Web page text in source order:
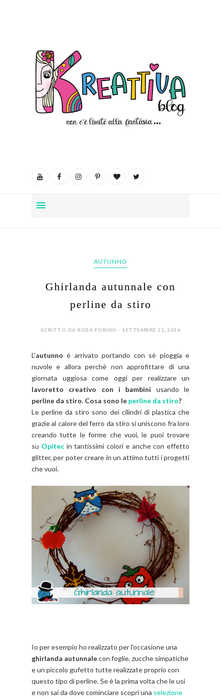
AUTUNNO
Ghirlanda autunnale con
perline da stiro
SCRITTO DA ROSA FORINO - SETTEMBRE 21, 2016
L'autunno è arrivato portando con sè pioggia e
nuvole e allora perchè non approfittare di una
giornata uggiosa come oggi per realizzare un
lavoretto creativo con i bambini usando le
perline da stiro. Cosa sono le perline da stiro?
Le perline da stiro sono dei cilindri di plastica che
grazie al calore del ferro da stiro si uniscono fra loro
creando tutte le forme che vuoi, le puoi trovare
su Opitecin tantissimi colori e anche con effetto
glitter, per poter creare in un attimo tutti i progetti
che vuoi.
Io per esempio ho realizzato per l'occasione una
ghirlanda autunnalecon foglie, zucche simpatiche
e un piccolo gufetto tutte realizzate proprio con
questo tipo di perline. Se è la prima volta che le usi
e non sai da dove cominciare scopri una selezione